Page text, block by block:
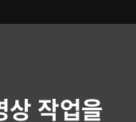
상 작업을